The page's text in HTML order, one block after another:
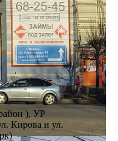
), УР
Кирова и ул.